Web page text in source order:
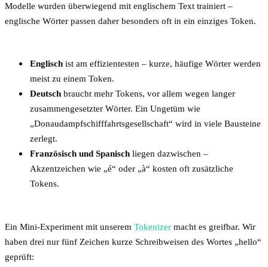
Modelle wurden überwiegend mit englischem Text trainiert –
englische Wörter passen daher besonders oft in ein einziges Token.
Englisch ist am effizientesten – kurze, häufige Wörter werden
meist zu einem Token.
Deutsch braucht mehr Tokens, vor allem wegen langer
zusammengesetzter Wörter. Ein Ungetüm wie
„Donaudampfschifffahrtsgesellschaft“ wird in viele Bausteine
zerlegt.
Französisch und Spanisch liegen dazwischen –
Akzentzeichen wie „é“ oder „à“ kosten oft zusätzliche
Tokens.
Ein Mini-Experiment mit unserem Tokenizer macht es greifbar. Wir
haben drei nur fünf Zeichen kurze Schreibweisen des Wortes „hello“
geprüft: